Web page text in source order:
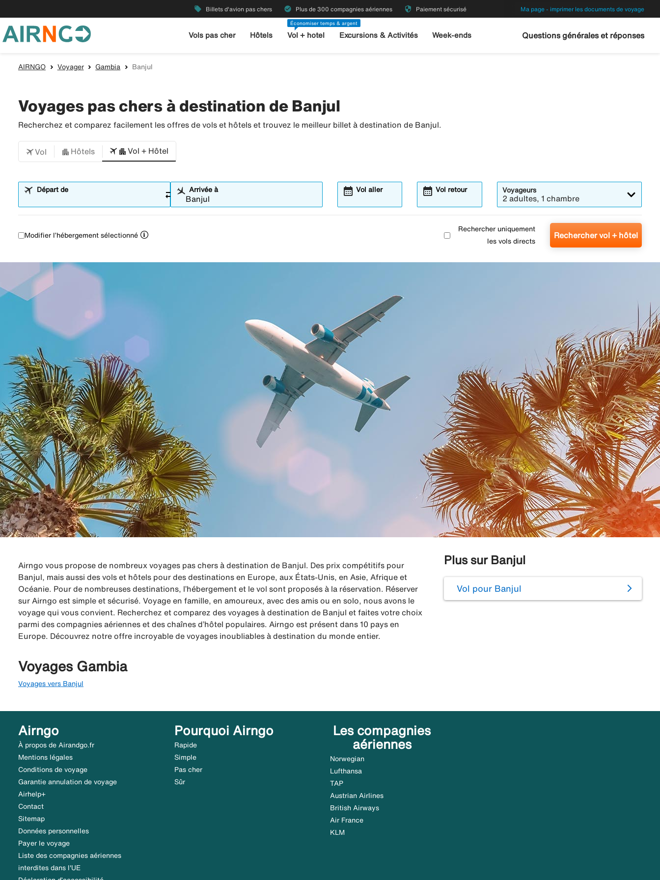
local_offer Billets d'avion pas chers check_circle Plus de 300 compagnies aériennes security Paiement sécurisé Ma page - imprimer les documents de voyage
Vols pas cher Hôtels
Économiser temps & argent
Vol + hotel Excursions & Activités Week-ends Questions générales et réponses
AIRNGO Voyager Gambia Banjul
Voyages pas chers à destination de Banjul
Recherchez et comparez facilement les offres de vols et hôtels et trouvez le meilleur billet à destination de Banjul.
Vol Hôtels Vol + Hôtel
Départ de sync_alt Arrivée à Vol aller
calendar_month Vol retour
calendar_month Voyageurs
2 adultes, 1 chambre
Modifier l’hébergement sélectionné
Rechercher uniquement
les vols directs
Rechercher vol + hôtel
Airngo vous propose de nombreux voyages pas chers à destination de Banjul. Des prix compétitifs pour
Banjul, mais aussi des vols et hôtels pour des destinations en Europe, aux États-Unis, en Asie, Afrique et
Océanie. Pour de nombreuses destinations, l’hébergement et le vol sont proposés à la réservation. Réserver
sur Airngo est simple et sécurisé. Voyage en famille, en amoureux, avec des amis ou en solo, nous avons le
voyage qui vous convient. Recherchez et comparez des voyages à destination de Banjul et faites votre choix
parmi des compagnies aériennes et des chaînes d’hôtel populaires. Airngo est présent dans 10 pays en
Europe. Découvrez notre offre incroyable de voyages inoubliables à destination du monde entier.
Plus sur Banjul
Vol pour Banjul
Voyages Gambia
Voyages vers Banjul
Airngo
À propos de Airandgo.fr
Mentions légales
Conditions de voyage
Garantie annulation de voyage
Airhelp+
Contact
Sitemap
Données personnelles
Payer le voyage
Liste des compagnies aériennes
interdites dans l'UE
Pourquoi Airngo
Rapide
Simple
Pas cher
Sûr
Les compagnies
aériennes
Norwegian
Lufthansa
TAP
Austrian Airlines
British Airways
Air France
KLM